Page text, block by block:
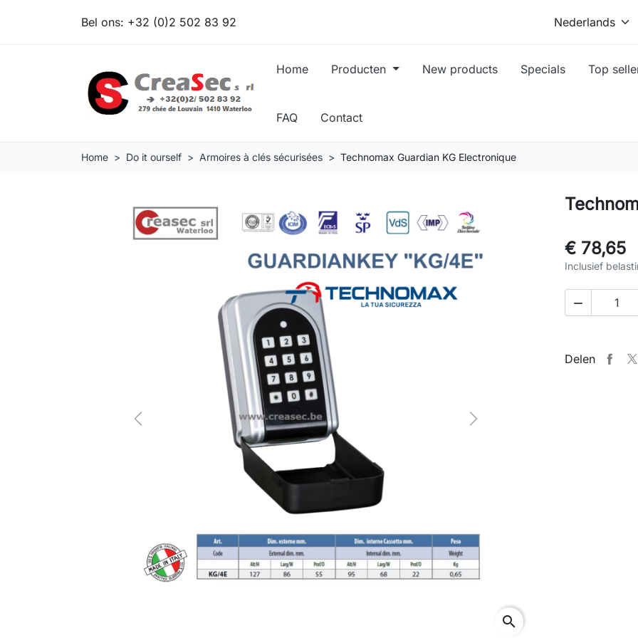
Bel ons: +32 (0)2 502 83 92
Home Producten New products Specials Top
FAQ Contact
Home Do it ourself Armoires à clés sécurisées Technomax Guardian KG Electronique
Previous Next
search
€ 78,65
Inclusief

Delen